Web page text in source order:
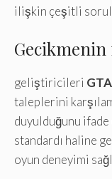
ilişkin çeşitli
geliştiricileri
taleplerini
duyulduğunu
standardı haline
oyun deneyimi